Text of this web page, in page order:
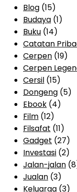
Blog (15)
Budaya (1)
Buku (14)
Catatan
Cerpen (19)
Cerpen
Cersil (15)
Dongeng (5)
Ebook (4)
Film (12)
Filsafat (11)
Gadget (27)
Investasi (2)
Jalan-jalan
Jualan (3)
Keluarga (3)